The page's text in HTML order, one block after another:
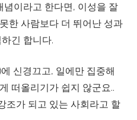
념이라고 한다면, 이성을 잘
한 사람보다 더 뛰어난 성과
긴 합니다.
신경끄고, 일에만 집중해
떠올리기가 쉽지 않군요..
조가 되고 있는 사회라고 할